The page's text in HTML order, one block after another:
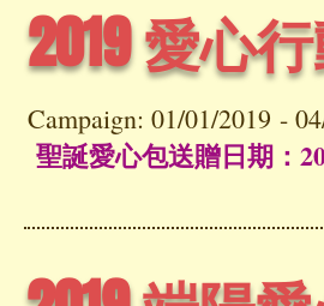
2019 愛心
Campaign: 01/01/2019 -
聖誕愛心包送贈日期：